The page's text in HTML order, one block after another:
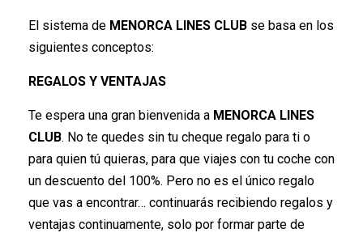
El sistema de MENORCA LINES CLUB se basa en los
siguientes conceptos:
REGALOS Y VENTAJAS
Te espera una gran bienvenida a MENORCA LINES
CLUB. No te quedes sin tu cheque regalo para ti o
para quien tú quieras, para que viajes con tu coche con
un descuento del 100%. Pero no es el único regalo
que vas a encontrar… continuarás recibiendo regalos y
ventajas continuamente, solo por formar parte de